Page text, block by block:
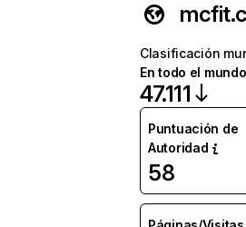
Clasificación
En todo el mundo
47.111
Puntuación de
Autoridad
58